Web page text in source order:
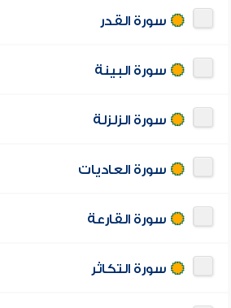
سورة القدر
سورة البينة
سورة الزلزلة
سورة العاديات
سورة القارعة
سورة التكاثر